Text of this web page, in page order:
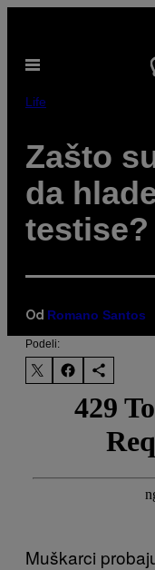
садржај
Otvori
Life
Zašto
da
testise?
Od Romano Santos
Podeli:
Muškarci